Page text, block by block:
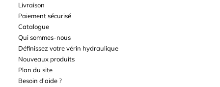
Livraison
Paiement sécurisé
Catalogue
Qui sommes-nous
Définissez votre vérin hydraulique
Nouveaux produits
Plan du site
Besoin d'aide ?